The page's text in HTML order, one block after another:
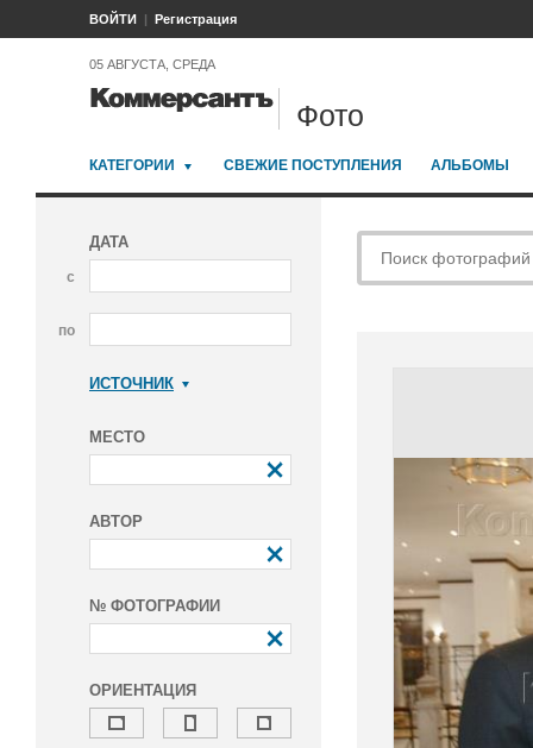
ВОЙТИ Регистрация
05 АВГУСТА, СРЕДА
Фото
КАТЕГОРИИ СВЕЖИЕ ПОСТУПЛЕНИЯ АЛЬБОМЫ
ДАТА
с
по
ИСТОЧНИК
МЕСТО
АВТОР
№ ФОТОГРАФИИ
ОРИЕНТАЦИЯ